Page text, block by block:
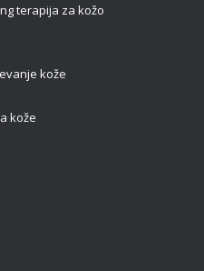
terapija za kožo
kože
kože